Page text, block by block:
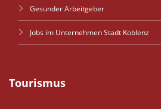
Gesunder Arbeitgeber
Jobs im Unternehmen Stadt Koblenz
Tourismus